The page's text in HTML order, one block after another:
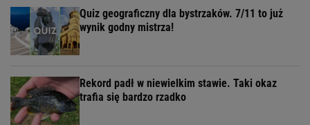
Quiz geograficzny dla bystrzaków. 7/11 to już
wynik godny mistrza!
Rekord padł w niewielkim stawie. Taki okaz
trafia się bardzo rzadko